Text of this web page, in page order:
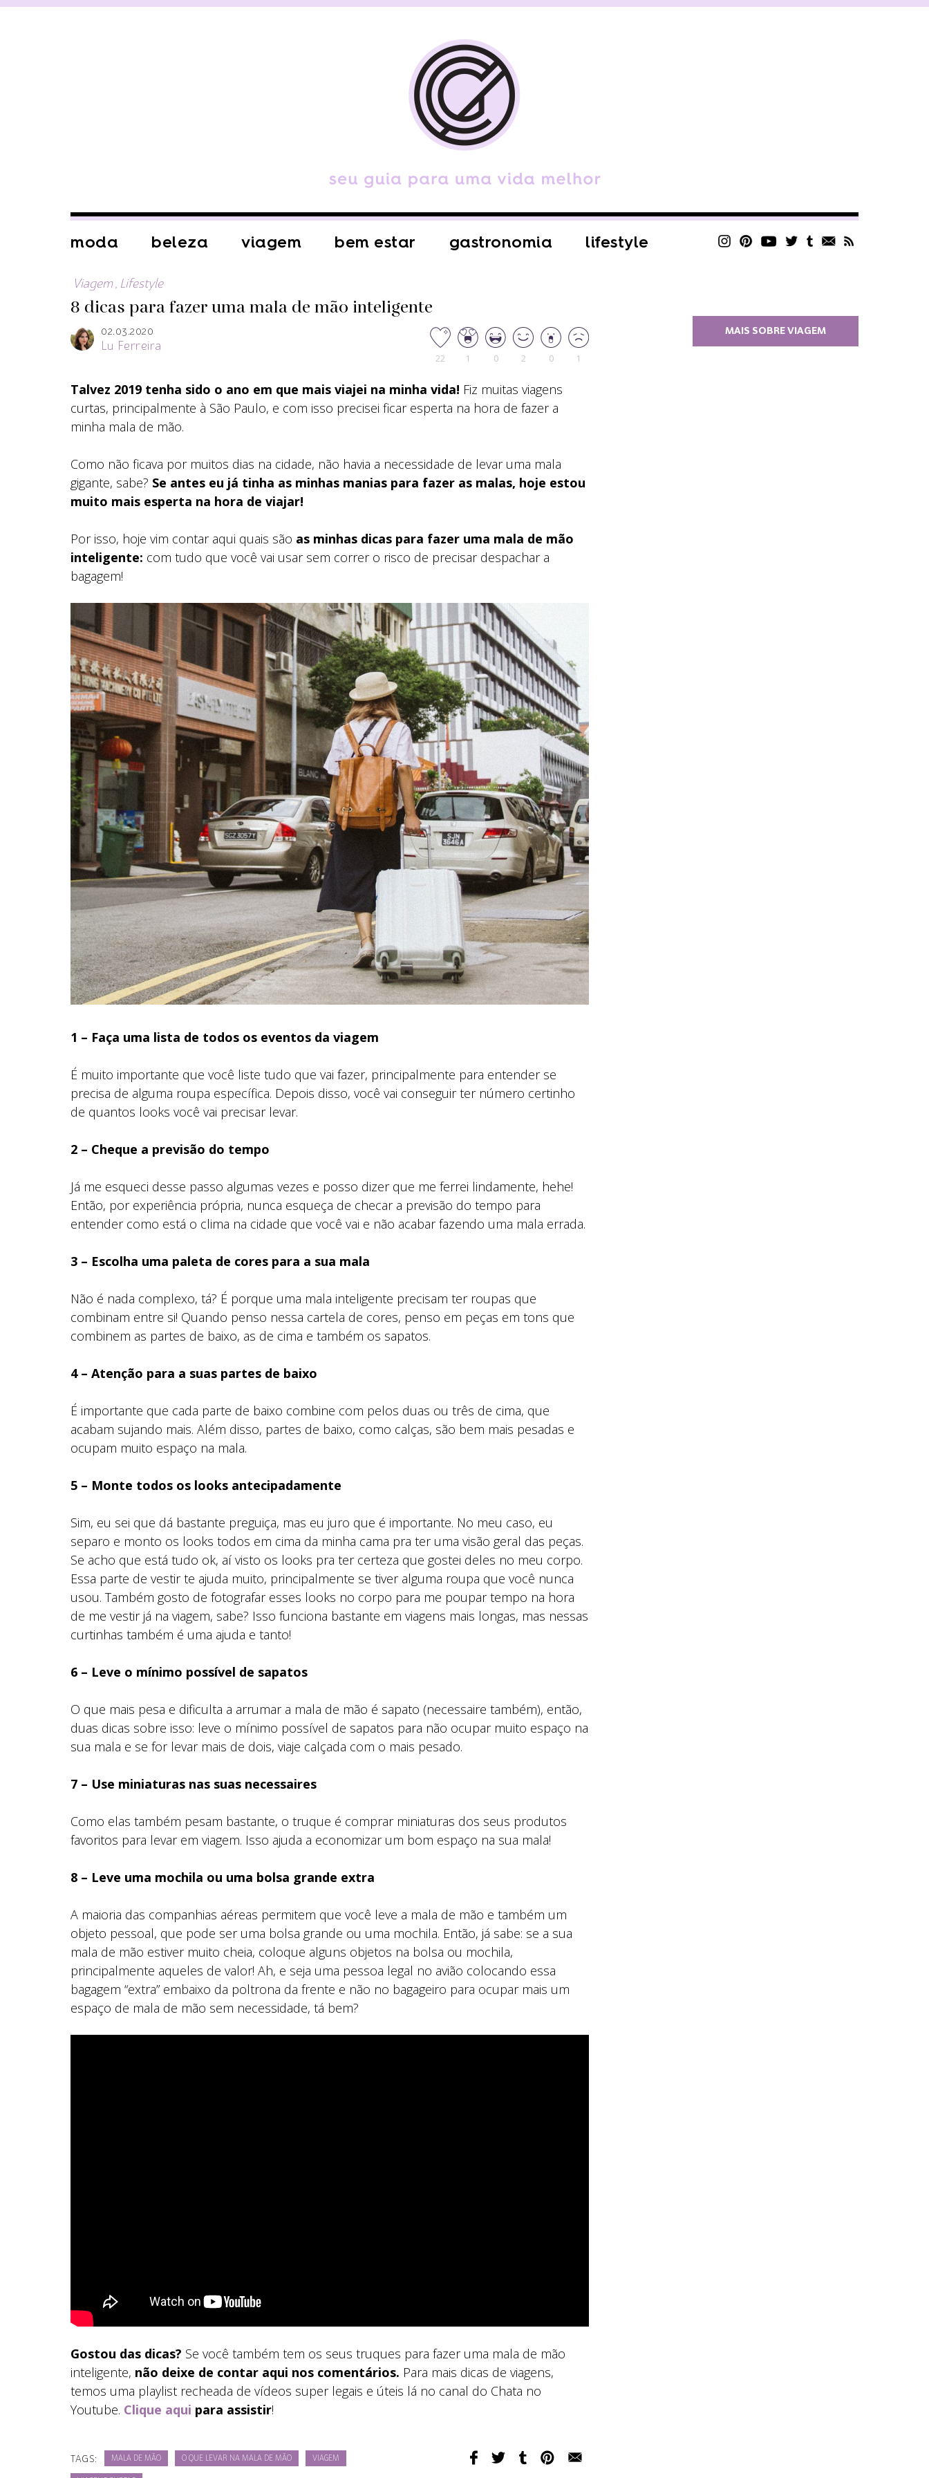
moda beleza viagem bem estar gastronomia lifestyle
Viagem , Lifestyle
8 dicas para fazer uma mala de mão inteligente
02.03.2020
Lu Ferreira
22 1 0 2 0 1
Talvez 2019 tenha sido o ano em que mais viajei na minha vida! Fiz muitas viagens
curtas, principalmente à São Paulo, e com isso precisei ficar esperta na hora de fazer a
minha mala de mão.
Como não ficava por muitos dias na cidade, não havia a necessidade de levar uma mala
gigante, sabe? Se antes eu já tinha as minhas manias para fazer as malas, hoje estou
muito mais esperta na hora de viajar!
Por isso, hoje vim contar aqui quais são as minhas dicas para fazer uma mala de mão
inteligente: com tudo que você vai usar sem correr o risco de precisar despachar a
bagagem!
1 – Faça uma lista de todos os eventos da viagem
É muito importante que você liste tudo que vai fazer, principalmente para entender se
precisa de alguma roupa específica. Depois disso, você vai conseguir ter número certinho
de quantos looks você vai precisar levar.
2 – Cheque a previsão do tempo
Já me esqueci desse passo algumas vezes e posso dizer que me ferrei lindamente, hehe!
Então, por experiência própria, nunca esqueça de checar a previsão do tempo para
entender como está o clima na cidade que você vai e não acabar fazendo uma mala errada.
3 – Escolha uma paleta de cores para a sua mala
Não é nada complexo, tá? É porque uma mala inteligente precisam ter roupas que
combinam entre si! Quando penso nessa cartela de cores, penso em peças em tons que
combinem as partes de baixo, as de cima e também os sapatos.
4 – Atenção para a suas partes de baixo
É importante que cada parte de baixo combine com pelos duas ou três de cima, que
acabam sujando mais. Além disso, partes de baixo, como calças, são bem mais pesadas e
ocupam muito espaço na mala.
5 – Monte todos os looks antecipadamente
Sim, eu sei que dá bastante preguiça, mas eu juro que é importante. No meu caso, eu
separo e monto os looks todos em cima da minha cama pra ter uma visão geral das peças.
Se acho que está tudo ok, aí visto os looks pra ter certeza que gostei deles no meu corpo.
Essa parte de vestir te ajuda muito, principalmente se tiver alguma roupa que você nunca
usou. Também gosto de fotografar esses looks no corpo para me poupar tempo na hora
de me vestir já na viagem, sabe? Isso funciona bastante em viagens mais longas, mas nessas
curtinhas também é uma ajuda e tanto!
6 – Leve o mínimo possível de sapatos
O que mais pesa e dificulta a arrumar a mala de mão é sapato (necessaire também), então,
duas dicas sobre isso: leve o mínimo possível de sapatos para não ocupar muito espaço na
sua mala e se for levar mais de dois, viaje calçada com o mais pesado.
7 – Use miniaturas nas suas necessaires
Como elas também pesam bastante, o truque é comprar miniaturas dos seus produtos
favoritos para levar em viagem. Isso ajuda a economizar um bom espaço na sua mala!
8 – Leve uma mochila ou uma bolsa grande extra
A maioria das companhias aéreas permitem que você leve a mala de mão e também um
objeto pessoal, que pode ser uma bolsa grande ou uma mochila. Então, já sabe: se a sua
mala de mão estiver muito cheia, coloque alguns objetos na bolsa ou mochila,
principalmente aqueles de valor! Ah, e seja uma pessoa legal no avião colocando essa
bagagem “extra” embaixo da poltrona da frente e não no bagageiro para ocupar mais um
espaço de mala de mão sem necessidade, tá bem?
Gostou das dicas? Se você também tem os seus truques para fazer uma mala de mão
inteligente, não deixe de contar aqui nos comentários. Para mais dicas de viagens,
temos uma playlist recheada de vídeos super legais e úteis lá no canal do Chata no
Youtube. Clique aqui para assistir!
TAGS: MALA DE MÃO O QUE LEVAR NA MALA DE MÃO VIAGEM
MAIS SOBRE VIAGEM